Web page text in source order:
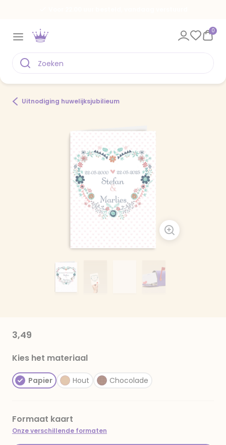
0
Uitnodiging huwelijksjubilieum
3,49
Kies het materiaal
Papier Hout Chocolade
Formaat kaart
Onze verschillende formaten